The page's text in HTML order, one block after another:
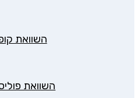
השוואת
השוואת